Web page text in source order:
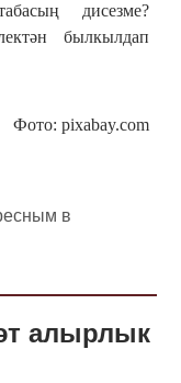
дисезме?
былкылдап
Фото: pixabay.com
в
алырлык